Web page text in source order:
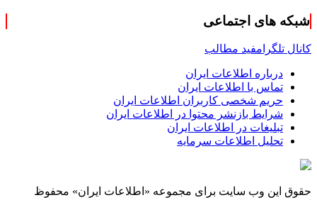
شبکه های اجتماعی
کانال تلگرامفید مطالب
درباره اطلاعات ایران
تماس با اطلاعات ایران
حریم شخصی کاربران اطلاعات ایران
شرایط بازنشر محتوا در اطلاعات ایران
تبلیغات در اطلاعات ایران
تحلیل اطلاعات سرمایه
حقوق این وب سایت برای مجموعه «اطلاعات‌ ایران» محفوظ